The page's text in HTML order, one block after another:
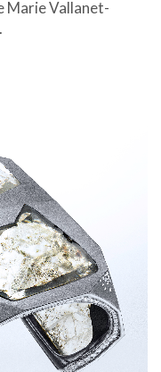
Marie Vallanet-